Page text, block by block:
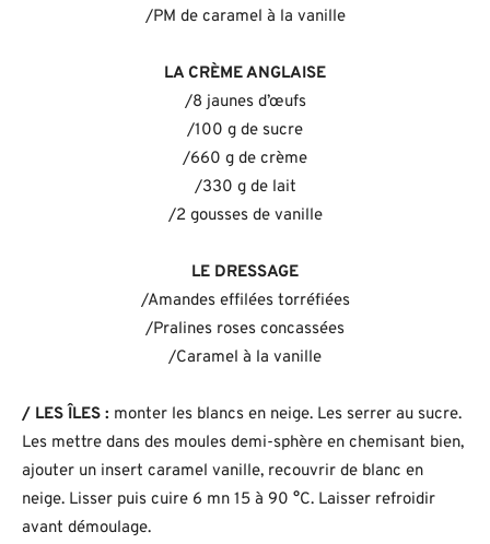
/PM de caramel à la vanille
LA CRÈME ANGLAISE
/8 jaunes d’œufs
/100 g de sucre
/660 g de crème
/330 g de lait
/2 gousses de vanille
LE DRESSAGE
/Amandes effilées torréfiées
/Pralines roses concassées
/Caramel à la vanille
/ LES ÎLES : monter les blancs en neige. Les serrer au sucre.
Les mettre dans des moules demi-sphère en chemisant bien,
ajouter un insert caramel vanille, recouvrir de blanc en
neige. Lisser puis cuire 6 mn 15 à 90 °C. Laisser refroidir
avant démoulage.